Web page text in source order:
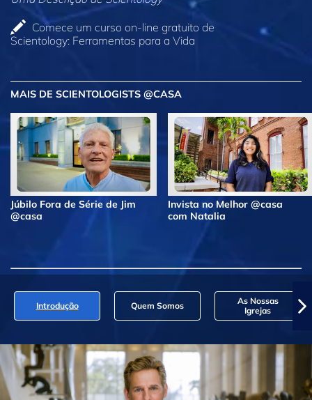
Comece um curso on‑line gratuito de
Scientology: Ferramentas para a Vida
MAIS DE SCIENTOLOGISTS @CASA
Júbilo Fora de Série de Jim
@casa
Invista no Melhor @casa
com Natalia
Introdução Quem Somos
As Nossas
Igrejas